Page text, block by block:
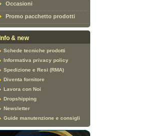
Occasioni
Promo pacchetto prodotti
Info & new
Schede tecniche prodotti
Informativa privacy policy
Spedizione e Resi (RMA)
Diventa fornitore
Lavora con Noi
Dropshipping
Newsletter
Guide manutenzione e consigli